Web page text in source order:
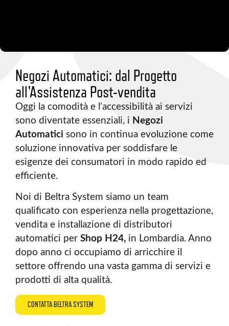
Negozi Automatici: dal Progetto
all'Assistenza Post-vendita
Oggi la comodità e l’accessibilità ai servizi
sono diventate essenziali, i Negozi
Automatici sono in continua evoluzione come
soluzione innovativa per soddisfare le
esigenze dei consumatori in modo rapido ed
efficiente.
Noi di Beltra System siamo un team
qualificato con esperienza nella progettazione,
vendita e installazione di distributori
automatici per Shop H24, in Lombardia. Anno
dopo anno ci occupiamo di arricchire il
settore offrendo una vasta gamma di servizi e
prodotti di alta qualità.
CONTATTA BELTRA SYSTEM